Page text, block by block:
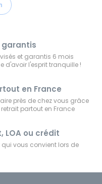
garantis
et garantis 6 mois
d'avoir l'esprit tranquille !
en France
près de chez vous grâce
partout en France
LOA ou crédit
vous convient lors de